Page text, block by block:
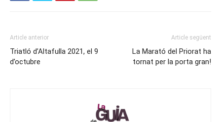
Article anterior
Triatló d’Altafulla 2021, el 9
d’octubre
Article següent
La Marató del Priorat ha
tornat per la porta gran!